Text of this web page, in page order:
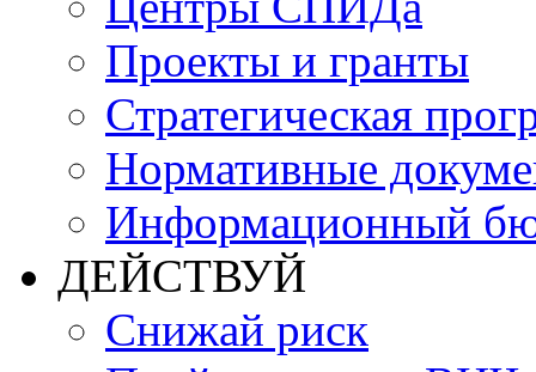
Проекты и гранты
Стратегическая
Нормативные
Информационный
ДЕЙСТВУЙ
Снижай риск